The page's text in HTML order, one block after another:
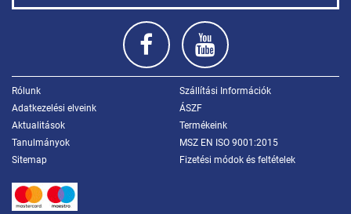
Rólunk
Szállítási Információk
Adatkezelési elveink
ÁSZF
Aktualitások
Termékeink
Tanulmányok
MSZ EN ISO 9001:2015
Sitemap
Fizetési módok és feltételek